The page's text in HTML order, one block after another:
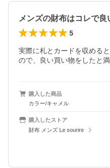
メンズの財布はコレで良
5
実際に札とカードを収める
ので、良い買い物をしたと満
購入した商品
カラー/キャメル
購入したストア
財布 メンズ Le sourire